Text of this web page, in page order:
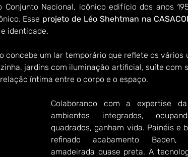
Conjunto Nacional, icônico edifício dos anos
Esse projeto de Léo Shehtman na
identidade.
concebe um lar temporário que reflete os vários
jardins com iluminação artificial, suíte com
íntima entre o corpo e o espaço.
Colaborando com a expertise
ambientes integrados,
quadrados, ganham vida. Painéis e
refinado acabamento Baden,
amadeirada quase preta. A